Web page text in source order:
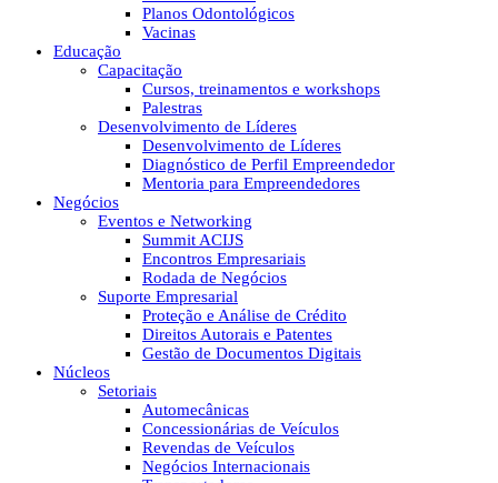
Planos Odontológicos
Vacinas
Educação
Capacitação
Cursos, treinamentos e workshops
Palestras
Desenvolvimento de Líderes
Desenvolvimento de Líderes
Diagnóstico de Perfil Empreendedor
Mentoria para Empreendedores
Negócios
Eventos e Networking
Summit ACIJS
Encontros Empresariais
Rodada de Negócios
Suporte Empresarial
Proteção e Análise de Crédito
Direitos Autorais e Patentes
Gestão de Documentos Digitais
Núcleos
Setoriais
Automecânicas
Concessionárias de Veículos
Revendas de Veículos
Negócios Internacionais